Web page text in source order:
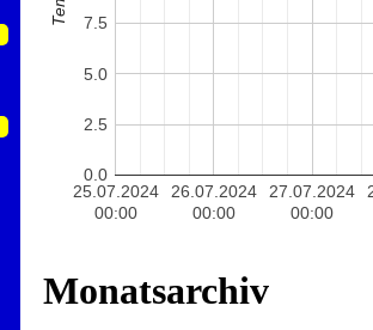
25.07.2024
00:00
26.07.2024
00:00
27.07.2024
00:00
0.0
2.5
5.0
7.5
Monatsarchiv